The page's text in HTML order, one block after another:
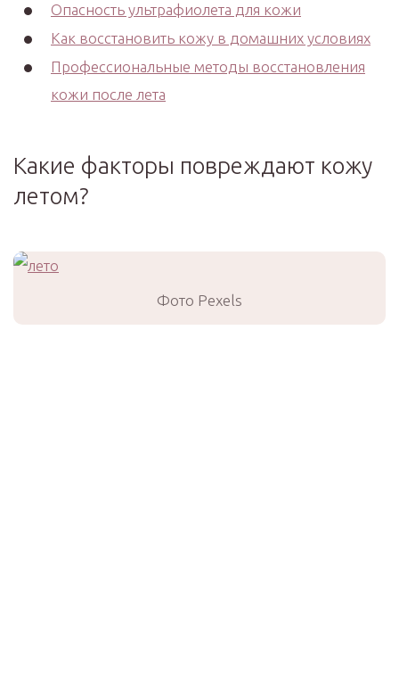
Опасность ультрафиолета для кожи
Как восстановить кожу в домашних условиях
Профессиональные методы восстановления
кожи после лета
Какие факторы повреждают кожу
летом?
Фото Pexels